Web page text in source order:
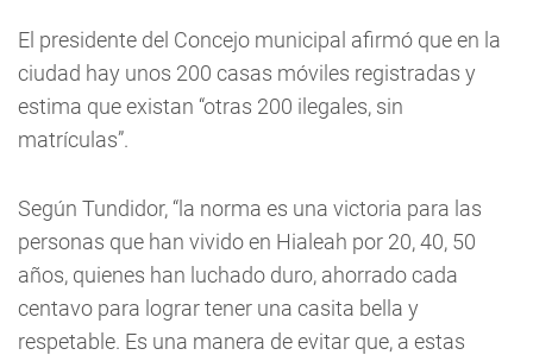
El presidente del Concejo municipal afirmó que en la
ciudad hay unos 200 casas móviles registradas y
estima que existan “otras 200 ilegales, sin
matrículas”.
Según Tundidor, “la norma es una victoria para las
personas que han vivido en Hialeah por 20, 40, 50
años, quienes han luchado duro, ahorrado cada
centavo para lograr tener una casita bella y
respetable. Es una manera de evitar que, a estas